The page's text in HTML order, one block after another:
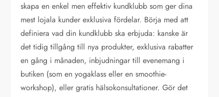
skapa en enkel men effektiv kundklubb som ger dina
mest lojala kunder exklusiva fördelar. Börja med att
definiera vad din kundklubb ska erbjuda: kanske är
det tidig tillgång till nya produkter, exklusiva rabatter
en gång i månaden, inbjudningar till evenemang i
butiken (som en yogaklass eller en smoothie-
workshop), eller gratis hälsokonsultationer. Gör det